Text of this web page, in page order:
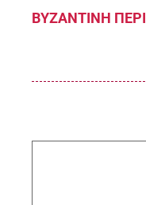
BYZANTINH